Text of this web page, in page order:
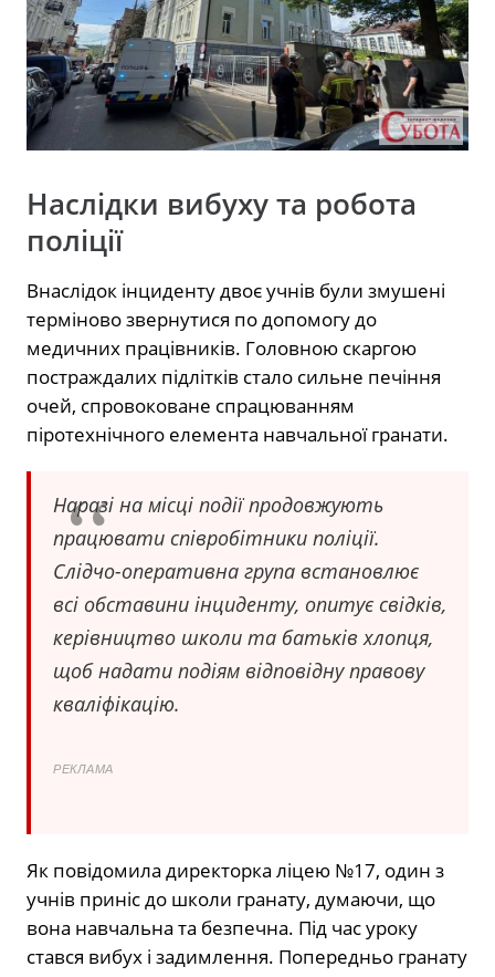
Наслідки вибуху та робота
поліції
Внаслідок інциденту двоє учнів були змушені
терміново звернутися по допомогу до
медичних працівників. Головною скаргою
постраждалих підлітків стало сильне печіння
очей, спровоковане спрацюванням
піротехнічного елемента навчальної гранати.
Наразі на місці події продовжують
працювати співробітники поліції.
Слідчо-оперативна група встановлює
всі обставини інциденту, опитує свідків,
керівництво школи та батьків хлопця,
щоб надати подіям відповідну правову
кваліфікацію.
РЕКЛАМА
Як повідомила директорка ліцею №17, один з
учнів приніс до школи гранату, думаючи, що
вона навчальна та безпечна. Під час уроку
стався вибух і задимлення. Попередньо гранату